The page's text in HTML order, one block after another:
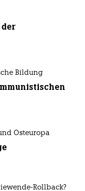
Bildung
Osteuropa
Rollback?